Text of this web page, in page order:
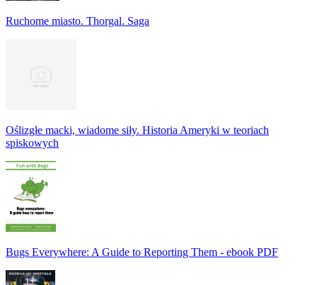
Ruchome miasto. Thorgal. Saga
Oślizgłe macki, wiadome siły. Historia Ameryki w teoriach
spiskowych
Bugs Everywhere: A Guide to Reporting Them - ebook PDF